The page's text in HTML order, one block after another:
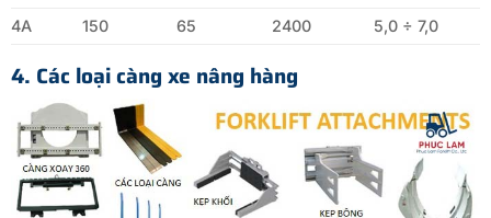
4A
150 65 2400 5,0 ÷ 7,0
4. Các loại càng xe nâng hàng